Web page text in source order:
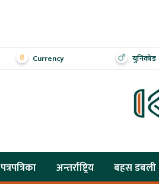
Currency युनिकोड
पत्रपत्रिका अन्तर्राष्ट्रिय बहस डबली